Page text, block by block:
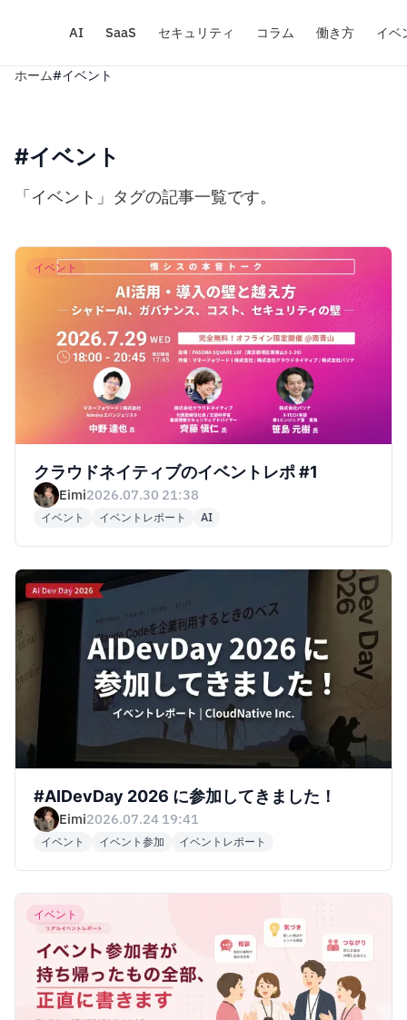
AI SaaS セキュリティ コラム 働き方 イベ
ホーム#イベント
#イベント
「イベント」タグの記事一覧です。
イベント
クラウドネイティブのイベントレポ #1
Eimi2026.07.30 21:38
イベント イベントレポート AI
イベント
#AIDevDay 2026 に参加してきました！
Eimi2026.07.24 19:41
イベント イベント参加 イベントレポート
イベント